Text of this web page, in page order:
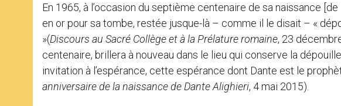
En 1965, à l’occasion du septième centenaire de sa naissance
en or pour sa tombe, restée jusque-là – comme il le disait – «
»(Discours au Sacré Collège et à la Prélature romaine, 23
centenaire, brillera à nouveau dans le lieu qui conserve la
invitation à l’espérance, cette espérance dont Dante est le
anniversaire de la naissance de Dante Alighieri, 4 mai 2015).